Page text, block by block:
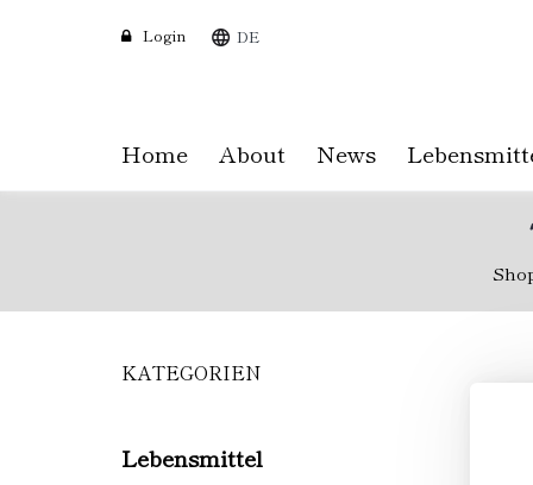
DE
Login
Home About News
KATEGORIEN
Lebensmittel